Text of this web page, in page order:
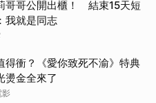
哥哥公開出櫃！ 結束15天短
我就是同志
得衝？《愛你致死不渝》特典
金全來了
影